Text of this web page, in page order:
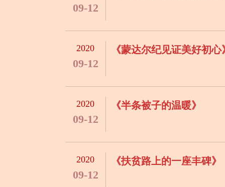
09-12
2020
09-12
《蒙达尔纪见证美好初心
2020
09-12
《半条被子的温暖》
2020
09-12
《扶贫路上的一座丰碑》